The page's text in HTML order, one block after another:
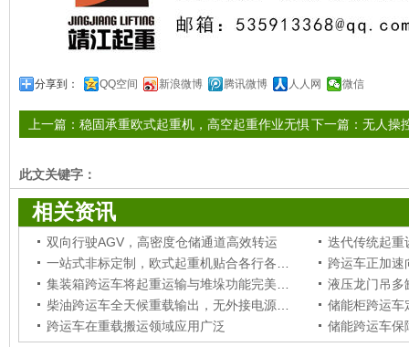
分享到： QQ空间 新浪微博 腾讯微博 人人网 微信
下一篇： 无人操
上一篇： 稳固承重欧式起重机，高空起重作业无惧
此文关键字：
相关资讯
双向行驶AGV，高密度仓储通道高效转运
跨运车正加速
跨运车在重载搬运领域应用广泛
储能跨运车保